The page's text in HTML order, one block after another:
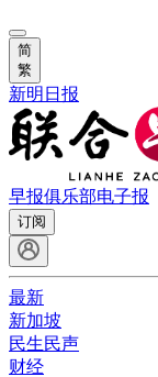
简
繁
新明日报
早报俱乐部电子报
订阅
最新
新加坡
民生民声
财经